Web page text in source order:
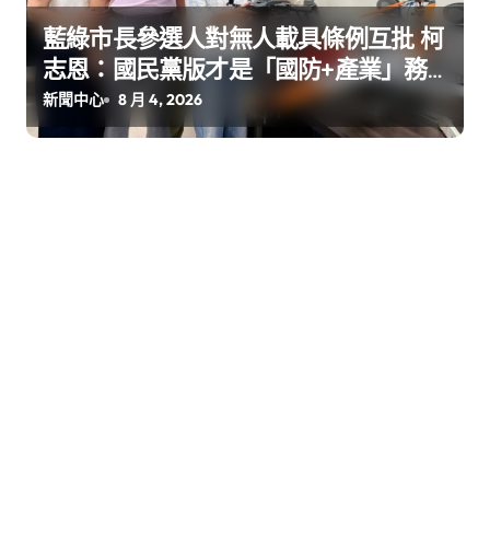
藍綠市長參選人對無人載具條例互批 柯
志恩：國民黨版才是「國防+產業」務
實版
新聞中心 8 月 4, 2026